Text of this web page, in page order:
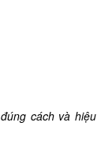
cách và hiệu